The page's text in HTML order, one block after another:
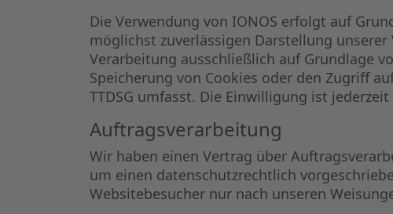
Die Verwendung von IONOS erfolgt auf
möglichst zuverlässigen Darstellung
Verarbeitung ausschließlich auf Grundlage
Speicherung von Cookies oder den Zugriff
TTDSG umfasst. Die Einwilligung ist
Auftragsverarbeitung
Wir haben einen Vertrag über
um einen datenschutzrechtlich
Websitebesucher nur nach unseren